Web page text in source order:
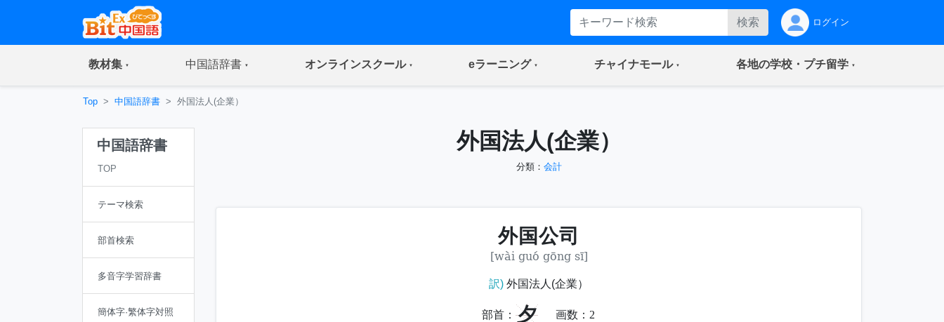
検索 ログイン
教材集(current) 中国語辞書(current) オンラインスクール(current) eラーニング(current) チャイナモール(current) 各地の学校・プチ留学(current)
Top 中国語辞書 外国法人(企業）
中国語辞書
TOP
テーマ検索
部首検索
多音字学習辞書
簡体字·繁体字対照
外国法人(企業）
分類： 会計
外国公司
[wài guó gōng sī]
訳) 外国法人(企業）
部首： 夕 画数： 2